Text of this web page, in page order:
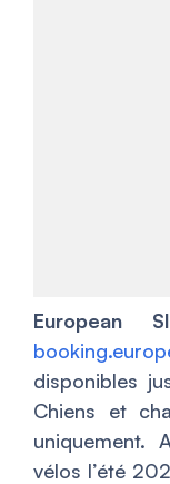
European
disponibles
Chiens et
uniquement.
vélos l’été